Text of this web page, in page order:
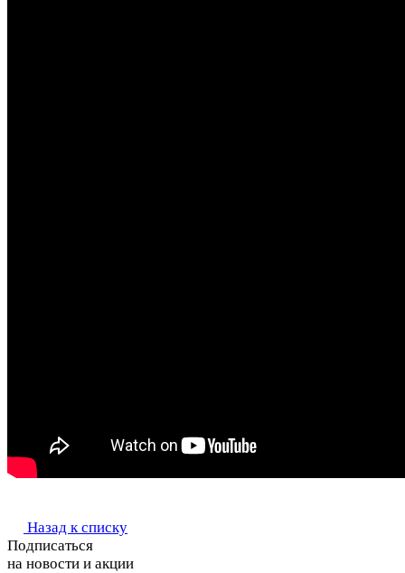
Назад к списку
Подписаться
на новости и акции